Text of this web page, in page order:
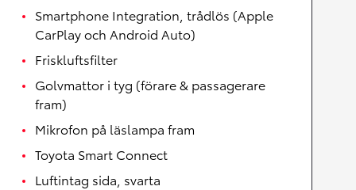
Smartphone Integration, trådlös (Apple
CarPlay och Android Auto)
Friskluftsfilter
Golvmattor i tyg (förare & passagerare
fram)
Mikrofon på läslampa fram
Toyota Smart Connect
Luftintag sida, svarta